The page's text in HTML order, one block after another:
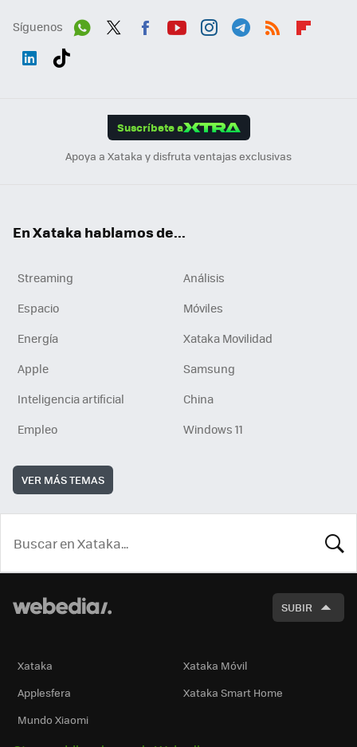
Síguenos
Suscríbete a
Apoya a Xataka y disfruta ventajas exclusivas
En Xataka hablamos de...
Streaming
Análisis
Espacio
Móviles
Energía
Xataka Movilidad
Apple
Samsung
Inteligencia artificial
China
Empleo
Windows 11
VER MÁS TEMAS
SUBIR
Xataka
Xataka Móvil
Applesfera
Xataka Smart Home
Mundo Xiaomi